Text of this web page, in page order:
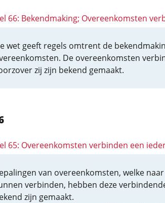
66: Bekendmaking; Overeenkomsten
wet geeft regels omtrent de
De overeenkomsten
zij zijn bekend gemaakt.
65: Overeenkomsten verbinden een
van overeenkomsten, welke
verbinden, hebben deze
zijn gemaakt.